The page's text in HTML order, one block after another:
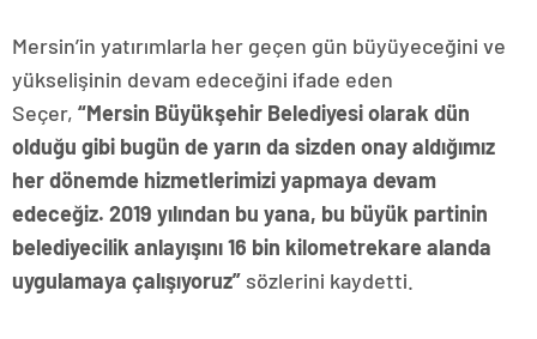
Mersin’in yatırımlarla her geçen gün büyüyeceğini ve
yükselişinin devam edeceğini ifade eden
Seçer, “Mersin Büyükşehir Belediyesi olarak dün
olduğu gibi bugün de yarın da sizden onay aldığımız
her dönemde hizmetlerimizi yapmaya devam
edeceğiz. 2019 yılından bu yana, bu büyük partinin
belediyecilik anlayışını 16 bin kilometrekare alanda
uygulamaya çalışıyoruz” sözlerini kaydetti.